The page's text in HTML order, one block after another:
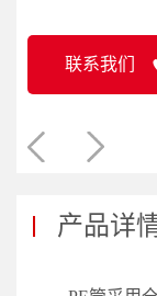
联系我们
产品详